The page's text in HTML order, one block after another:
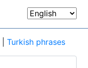
Turkish phrases